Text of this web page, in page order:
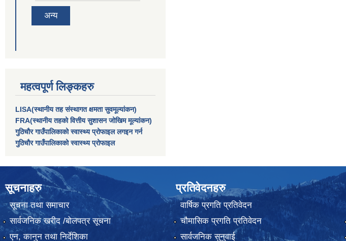
अन्य
महत्वपूर्ण लिङ्कहरु
LISA(स्थानीय तह संस्थागत क्षमता सुवमूल्यांकन)
FRA(स्थानीय तहको वित्तीय सुशासन जोखिम मूल्यांकन)
गुठिचौर गाउँपालिकाको स्वास्थ्य प्रोफाइल लगइन गर्न
गुठिचौर गाउँपालिकाको स्वास्थ्य प्रोफाइल
सूचनाहरु
सूचना तथा समाचार
सार्वजनिक खरीद /बोलपत्र सूचना
एन, कानुन तथा निर्देशिका
प्रतिवेदनहरु
वार्षिक प्रगति प्रतिवेदन
चौमासिक प्रगति प्रतिवेदन
सार्वजनिक सुनुवाई